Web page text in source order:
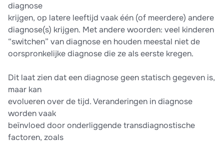
diagnose
krijgen, op latere leeftijd vaak één (of meerdere) andere
diagnose(s) krijgen. Met andere woorden: veel kinderen
“switchen” van diagnose en houden meestal niet de
oorspronkelijke diagnose die ze als eerste kregen.
Dit laat zien dat een diagnose geen statisch gegeven is,
maar kan
evolueren over de tijd. Veranderingen in diagnose
worden vaak
beïnvloed door onderliggende transdiagnostische
factoren, zoals